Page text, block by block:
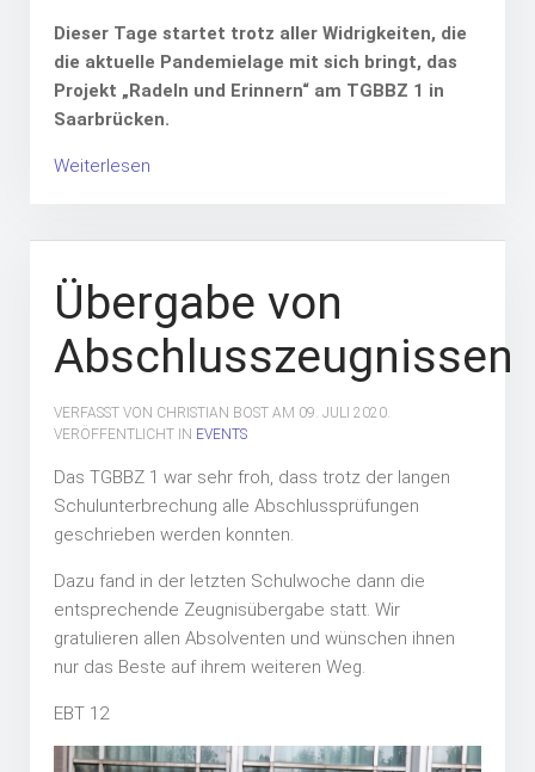
Dieser Tage startet trotz aller Widrigkeiten, die
die aktuelle Pandemielage mit sich bringt, das
Projekt „Radeln und Erinnern“ am TGBBZ 1 in
Saarbrücken.
Weiterlesen
Übergabe von
Abschlusszeugnissen
VERFASST VON CHRISTIAN BOST AM 09. JULI 2020.
VERÖFFENTLICHT IN EVENTS
Das TGBBZ 1 war sehr froh, dass trotz der langen
Schulunterbrechung alle Abschlussprüfungen
geschrieben werden konnten.
Dazu fand in der letzten Schulwoche dann die
entsprechende Zeugnisübergabe statt. Wir
gratulieren allen Absolventen und wünschen ihnen
nur das Beste auf ihrem weiteren Weg.
EBT 12